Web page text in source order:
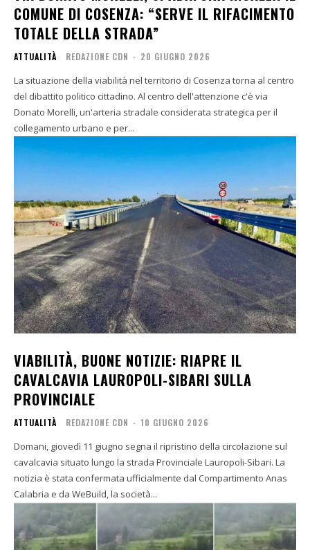
COMUNE DI COSENZA: “SERVE IL RIFACIMENTO
TOTALE DELLA STRADA”
ATTUALITÀ REDAZIONE CDN - 20 GIUGNO 2026
La situazione della viabilità nel territorio di Cosenza torna al centro
del dibattito politico cittadino. Al centro dell'attenzione c'è via
Donato Morelli, un'arteria stradale considerata strategica per il
collegamento urbano e per...
VIABILITÀ, BUONE NOTIZIE: RIAPRE IL
CAVALCAVIA LAUROPOLI-SIBARI SULLA
PROVINCIALE
ATTUALITÀ REDAZIONE CDN - 10 GIUGNO 2026
Domani, giovedì 11 giugno segna il ripristino della circolazione sul
cavalcavia situato lungo la strada Provinciale Lauropoli-Sibari. La
notizia è stata confermata ufficialmente dal Compartimento Anas
Calabria e da WeBuild, la società...